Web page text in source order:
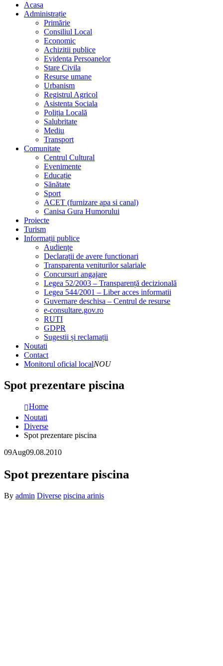
Acasa
Administrație
Primărie
Consiliul Local
Economic
Achizitii publice
Evidenta Persoanelor
Stare Civila
Resurse umane
Urbanism
Registrul Agricol
Asistenta Sociala
Poliția Locală
Salubritate
Mediu
Transport
Comunitate
Centrul Cultural
Evenimente
Educație
Sănătate
Sport
ACET (furnizare apa si canal)
Canisa Gura Humorului
Proiecte
Turism
Informații publice
Audiențe
Declarații de avere functionari
Transparenta veniturilor salariale
Concursuri angajare
Legea 52/2003 – Transparență decizională
Legea 544/2001 – Liber acces informatii
Guvernare deschisa – Centrul de resurse
e-consultare.gov.ro
RUTI
GDPR
Sugestii și reclamații
Noutati
Contact
Monitorul oficial localNOU
Spot prezentare piscina
Home
Noutati
Diverse
Spot prezentare piscina
09Aug09.08.2010
Spot prezentare piscina
By admin Diverse piscina arinis